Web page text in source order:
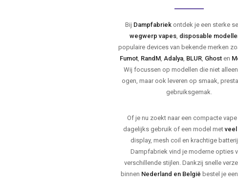
Bij Dampfabriekontdek je een sterke
wegwerp vapes, disposable
populaire devices van bekende merken
Fumot, RandM, Adalya, BLUR, Ghost en
Wij focussen op modellen die niet
ogen, maar ook leveren op smaak,
gebruiksgemak.
Of je nu zoekt naar een compacte
dagelijks gebruik of een model met
display, mesh coil en krachtige
Dampfabriek vind je moderne opties
verschillende stijlen. Dankzij snelle
binnen Nederland en België bestel je